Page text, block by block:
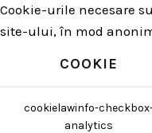
Cookie-urile necesare
site-ului, în mod
COOKIE
cookielawinfo-
analytics